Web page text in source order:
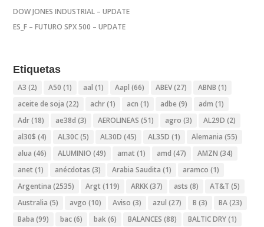
DOW JONES INDUSTRIAL – UPDATE
ES_F – FUTURO SPX 500 – UPDATE
Etiquetas
A3 (2) A50 (1) aal (1) Aapl (66) ABEV(27) ABNB (1)
aceite de soja (22) achr(1) acn (1) adbe (9) adm (1)
Adr(18) ae38d (3) AEROLINEAS (51) agro (3) AL29D (2)
al30$ (4) AL30C(5) AL30D (45) AL35D (1) Alemania (55)
alua (46) ALUMINIO (49) amat (1) amd (47) AMZN (34)
anet (1) anécdotas (3) Arabia Saudita (1) aramco (1)
Argentina (2535) Argt (119) ARKK(37) asts (8) AT&T (5)
Australia (5) avgo (10) Aviso (3) azul (27) B (3) BA(23)
Baba (99) bac(6) bak(6) BALANCES (88) BALTIC DRY(1)